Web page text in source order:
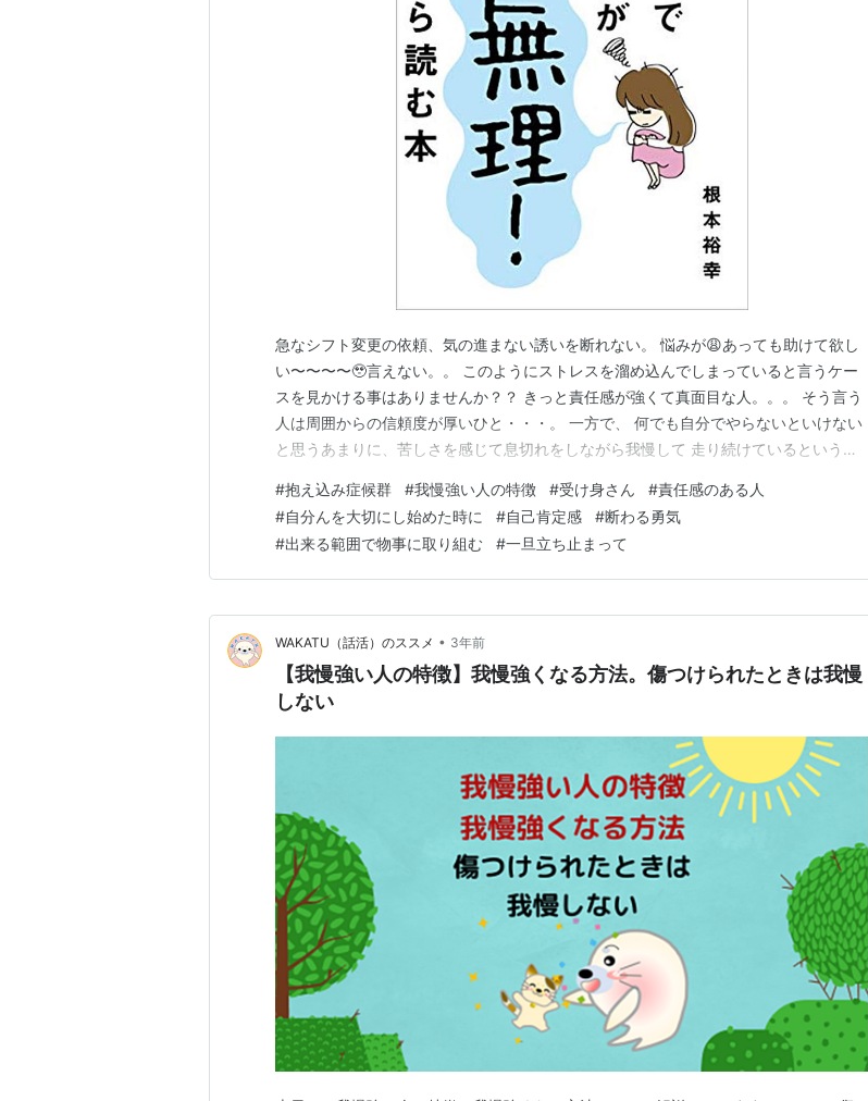
急なシフト変更の依頼、気の進まない誘いを断れない。 悩みが😩あっても助けて欲し
い〜〜〜〜🥹言えない。。 このようにストレスを溜め込んでしまっていると言うケー
スを見かける事はありませんか？？ きっと責任感が強くて真面目な人。。。 そう言う
人は周囲からの信頼度が厚いひと・・・。 一方で、 何でも自分でやらないといけない
と思うあまりに、苦しさを感じて息切れをしながら我慢して 走り続けているという💨
症候群』と表現することを知りましたので、著書を元にご紹介します。 ⑴抱え込み症
候群の特徴 ①自己肯定感の低いタイプ ありのまま…
#抱え込み症候群 #我慢強い人の特徴 #受け身さん #責任感のある人
#自分んを大切にし始めた時に #自己肯定感 #断わる勇気
#出来る範囲で物事に取り組む #一旦立ち止まって
WAKATU（話活）のススメ • 3年前
【我慢強い人の特徴】我慢強くなる方法。傷つけられたときは我慢
しない